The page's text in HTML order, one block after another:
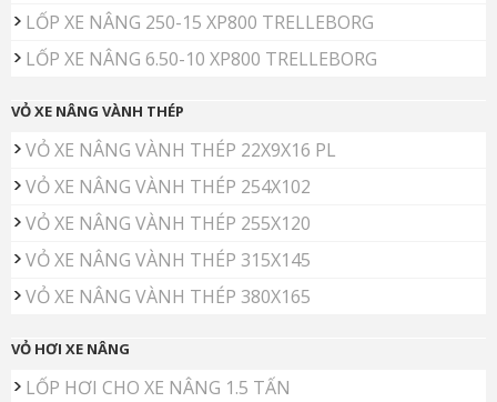
LỐP XE NÂNG 250-15 XP800 TRELLEBORG
LỐP XE NÂNG 6.50-10 XP800 TRELLEBORG
VỎ XE NÂNG VÀNH THÉP
VỎ XE NÂNG VÀNH THÉP 22X9X16 PL
VỎ XE NÂNG VÀNH THÉP 254X102
VỎ XE NÂNG VÀNH THÉP 255X120
VỎ XE NÂNG VÀNH THÉP 315X145
VỎ XE NÂNG VÀNH THÉP 380X165
VỎ HƠI XE NÂNG
LỐP HƠI CHO XE NÂNG 1.5 TẤN